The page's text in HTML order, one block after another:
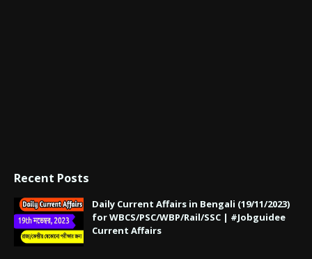
Recent Posts
Daily Current Affairs in Bengali (19/11/2023)
for WBCS/PSC/WBP/Rail/SSC | #Jobguidee
Current Affairs